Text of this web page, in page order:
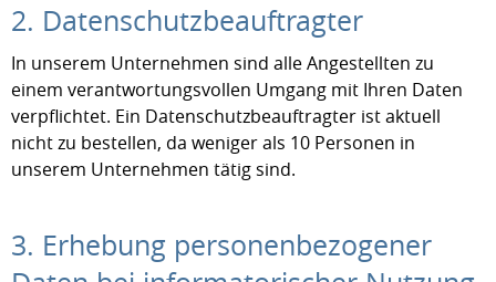
2. Datenschutzbeauftragter
In unserem Unternehmen sind alle Angestellten zu
einem verantwortungsvollen Umgang mit Ihren Daten
verpflichtet. Ein Datenschutzbeauftragter ist aktuell
nicht zu bestellen, da weniger als 10 Personen in
unserem Unternehmen tätig sind.
3. Erhebung personenbezogener